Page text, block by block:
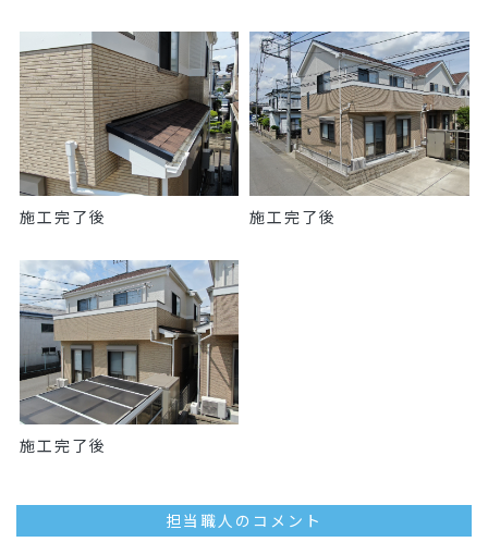
施工完了後 施工完了後
施工完了後
担当職人のコメント